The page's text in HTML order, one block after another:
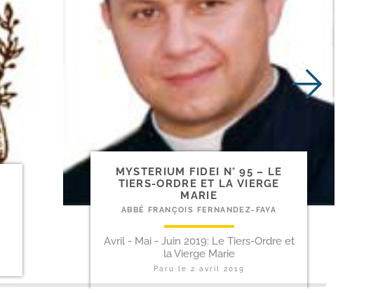
MYSTERIUM FIDEI N° 95 – LE
TIERS-​ORDRE ET LA VIERGE
MARIE
ABBÉ FRANÇOIS FERNANDEZ-FAYA
Avril - Mai - Juin 2019: Le Tiers-Ordre et
la Vierge Marie
Paru le 2 avril 2019